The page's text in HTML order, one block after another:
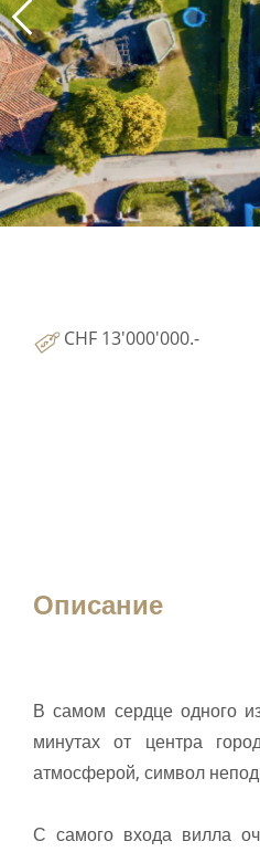
CHF 13'000'000.-
Описание
В самом сердце одного
минутах от центра
атмосферой, символ
С самого входа вилла